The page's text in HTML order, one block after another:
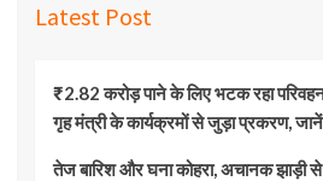
Latest Post
₹2.82 करोड़ पाने के लिए भटक रहा
गृह मंत्री के कार्यक्रमों से जुड़ा प्रकरण, जानें
तेज बारिश और घना कोहरा, अचानक झाड़ी